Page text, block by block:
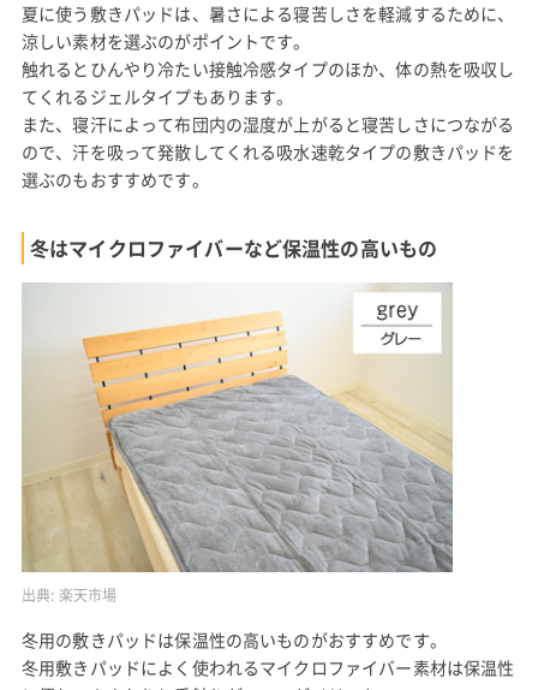
夏に使う敷きパッドは、暑さによる寝苦しさを軽減するために、
涼しい素材を選ぶのがポイントです。
触れるとひんやり冷たい接触冷感タイプのほか、体の熱を吸収し
てくれるジェルタイプもあります。
また、寝汗によって布団内の湿度が上がると寝苦しさにつながる
ので、汗を吸って発散してくれる吸水速乾タイプの敷きパッドを
選ぶのもおすすめです。
冬はマイクロファイバーなど保温性の高いもの
出典: 楽天市場
冬用の敷きパッドは保温性の高いものがおすすめです。
冬用敷きパッドによく使われるマイクロファイバー素材は保温性